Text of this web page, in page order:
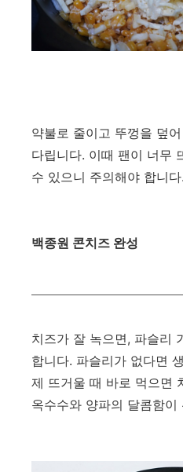
약불로 줄이고 뚜껑을 덮
다립니다. 이때 팬이 너무
수 있으니 주의해야 합니다.
백종원 콘치즈 완성
치즈가 잘 녹으면, 파슬리
합니다. 파슬리가 없다면
제 뜨거울 때 바로 먹으면
옥수수와 양파의 달콤함